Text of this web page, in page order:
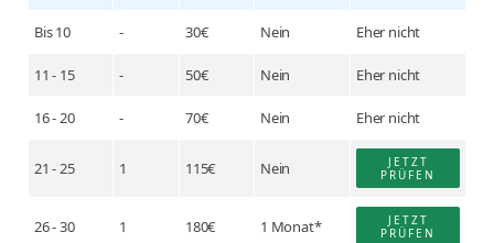
Bis 10 - 30€ Nein Eher nicht
11 - 15 - 50€ Nein Eher nicht
16 - 20 - 70€ Nein Eher nicht
21 - 25 1 115€ Nein
JETZT
PRÜFEN
26 - 30 1 180€ 1 Monat*
JETZT
PRÜFEN